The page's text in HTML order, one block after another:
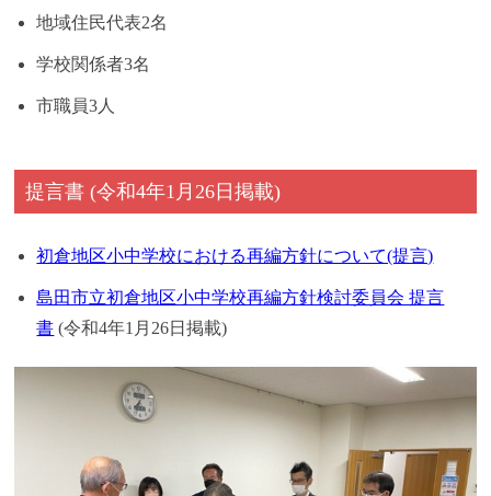
地域住民代表2名
学校関係者3名
市職員3人
提言書 (令和4年1月26日掲載)
初倉地区小中学校における再編方針について(提言)
島田市立初倉地区小中学校再編方針検討委員会 提言
書 (令和4年1月26日掲載)